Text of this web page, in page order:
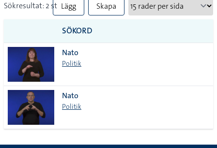
Sökresultat: 2 st Lägg
till
alla i
lista
Skapa
SÖKORD
Nato
Politik
Nato
Politik